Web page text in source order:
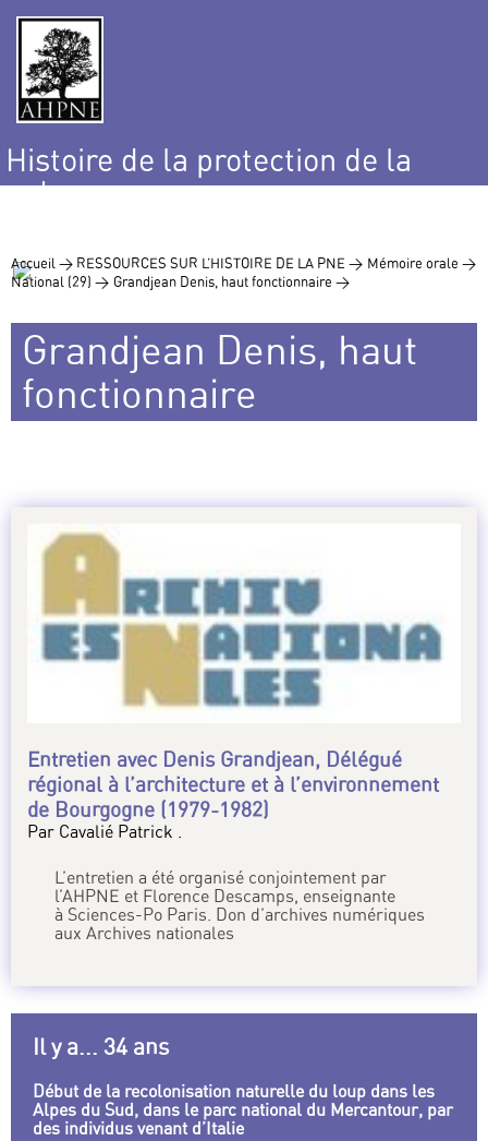
Histoire de la protection de la
nature
Accueil > RESSOURCES SUR L’HISTOIRE DE LA PNE > Mémoire orale >
National (29) > Grandjean Denis, haut fonctionnaire >
Grandjean Denis, haut
fonctionnaire
Entretien avec Denis Grandjean, Délégué
régional à l’architecture et à l’environnement
de Bourgogne (1979-1982)
Par Cavalié Patrick .
L’entretien a été organisé conjointement par
l’AHPNE et Florence Descamps, enseignante
à Sciences-Po Paris. Don d’archives numériques
aux Archives nationales
Il y a... 34 ans
Début de la recolonisation naturelle du loup dans les
Alpes du Sud, dans le parc national du Mercantour, par
des individus venant d’Italie